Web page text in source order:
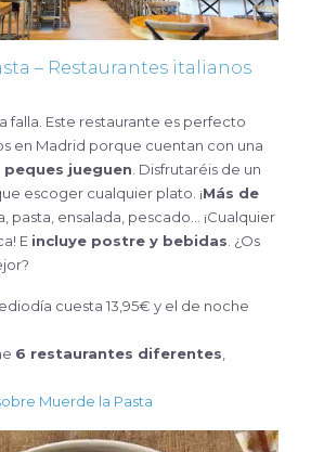
– Restaurantes italianos
falla. Este restaurante es perfecto
en Madrid porque cuentan con una
jueguen . Disfrutaréis de un
escoger cualquier plato. ¡Más de
pasta, ensalada, pescado… ¡Cualquier
E incluye postre y bebidas . ¿Os
cuesta 13,95€ y el de noche
6 restaurantes diferentes
Muerde la Pasta